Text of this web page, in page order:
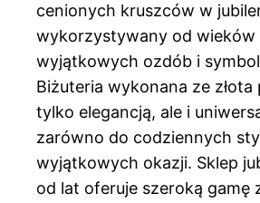
cenionych kruszców w
wykorzystywany od wieków
wyjątkowych ozdób i
Biżuteria wykonana ze złota
tylko elegancją, ale i
zarówno do codziennych
wyjątkowych okazji. Sklep
od lat oferuje szeroką gamę